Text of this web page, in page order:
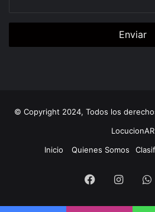
© Copyright 2024, Todos los
LocucionAR
Inicio
Quienes Somos
Facebook